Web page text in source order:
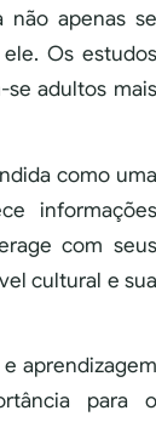
não apenas se
Os estudos
se adultos mais
como uma
informações
com seus
cultural e sua
aprendizagem
para o